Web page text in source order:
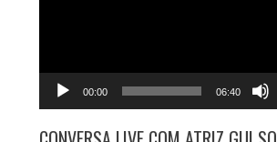
00:00 06:40